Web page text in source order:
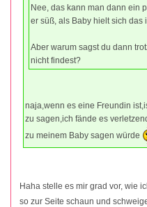
Nee, das kann man dann ein
er süß, als Baby hielt sich das
Aber warum sagst du dann
nicht findest?
naja,wenn es eine Freundin
zu sagen,ich fände es
zu meinem Baby sagen würde
Haha stelle es mir grad vor, wie
so zur Seite schaun und